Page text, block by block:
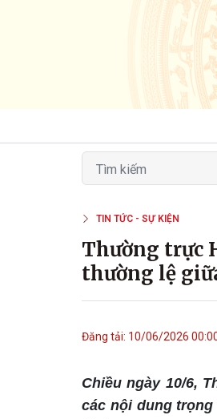
TIN TỨC - SỰ KIỆN
Thường trực
thường lệ
Đăng tải: 10/06/2026
Chiều ngày 10/6,
các nội dung